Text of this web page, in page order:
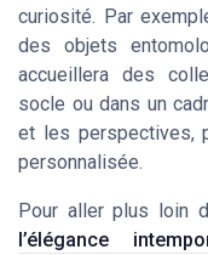
curiosité. Par
des objets
accueillera des
socle ou dans un
et les perspectives,
personnalisée.
Pour aller plus loin
l’élégance